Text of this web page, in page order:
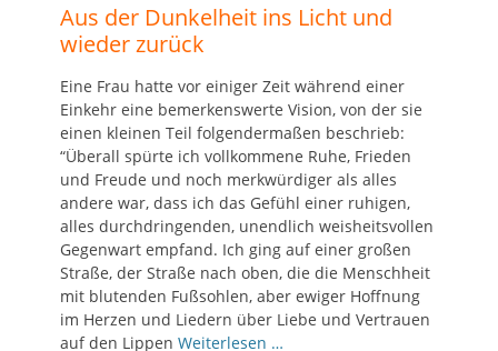
Aus der Dunkelheit ins Licht und
wieder zurück
Eine Frau hatte vor einiger Zeit während einer
Einkehr eine bemerkenswerte Vision, von der sie
einen kleinen Teil folgendermaßen beschrieb:
“Überall spürte ich vollkommene Ruhe, Frieden
und Freude und noch merkwürdiger als alles
andere war, dass ich das Gefühl einer ruhigen,
alles durchdringenden, unendlich weisheitsvollen
Gegenwart empfand. Ich ging auf einer großen
Straße, der Straße nach oben, die die Menschheit
mit blutenden Fußsohlen, aber ewiger Hoffnung
im Herzen und Liedern über Liebe und Vertrauen
auf den Lippen Weiterlesen …